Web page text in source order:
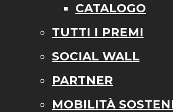
CATALOGO
TUTTI I PREMI
SOCIAL WALL
PARTNER
MOBILITÀ